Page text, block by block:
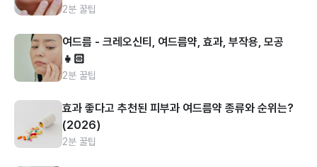
2분 꿀팁
여드름 - 크레오신티, 여드름약, 효과, 부작용, 모공
👧🏻
2분 꿀팁
효과 좋다고 추천된 피부과 여드름약 종류와 순위는?
(2026)
2분 꿀팁